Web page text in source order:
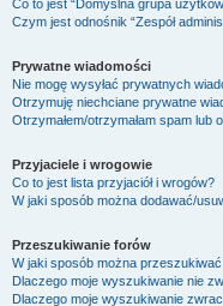
Co to jest “Domyślna grupa
Czym jest odnośnik “Zespół
Prywatne wiadomości
Nie mogę wysyłać prywatnych
Otrzymuję niechciane prywatne
Otrzymałem/otrzymałam spam lub
Przyjaciele i wrogowie
Co to jest lista przyjaciół i wrogów?
W jaki sposób można dodawać/
Przeszukiwanie forów
W jaki sposób można
Dlaczego moje wyszukiwanie nie
Dlaczego moje wyszukiwanie